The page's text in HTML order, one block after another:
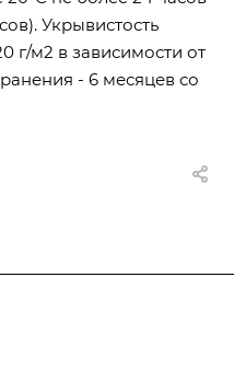
Укрывистость
г/м2 в зависимости от
- 6 месяцев со